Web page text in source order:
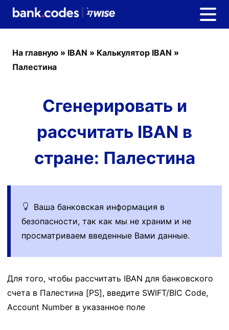
На главную » IBAN » Калькулятор IBAN »
Палестина
Сгенерировать и
рассчитать IBAN в
стране: Палестина
Ваша банковская информация в
безопасности, так как мы не храним и не
просматриваем введенные Вами данные.
Для того, чтобы рассчитать IBAN для банковского
счета в Палестина [PS], введите SWIFT/BIC Code,
Account Number в указанное поле